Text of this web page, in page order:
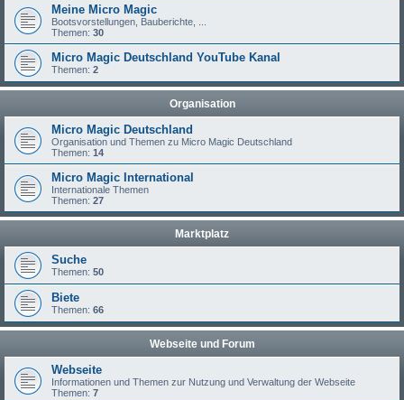
Meine Micro Magic
Bootsvorstellungen, Bauberichte, ...
Themen: 30
Micro Magic Deutschland YouTube Kanal
Themen: 2
Organisation
Micro Magic Deutschland
Organisation und Themen zu Micro Magic Deutschland
Themen: 14
Micro Magic International
Internationale Themen
Themen: 27
Marktplatz
Suche
Themen: 50
Biete
Themen: 66
Webseite und Forum
Webseite
Informationen und Themen zur Nutzung und Verwaltung der Webseite
Themen: 7